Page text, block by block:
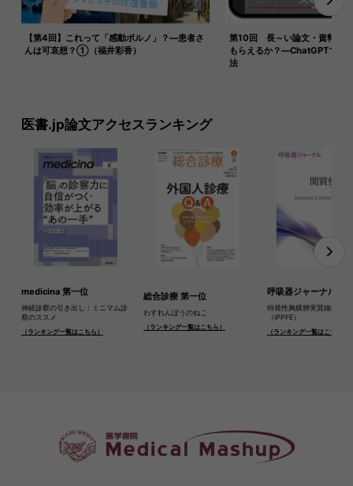
【第4回】これって「感動ポルノ」？―患者さ
んは可哀想？①（福井彩香）
第10回 長～い論文・資料を
もらえるか？―ChatGPTで長
法
医書.jp論文アクセスランキング
medicina 第一位
神経診察の引き出し：ミニマム診
察のススメ
（ランキング一覧はこちら）
総合診療 第一位
わすれんぼうのねこ
（ランキング一覧はこちら）
呼吸器ジャーナル 第
特発性胸膜肺実質線維弾性
（iPPFE）
（ランキング一覧はこちら）